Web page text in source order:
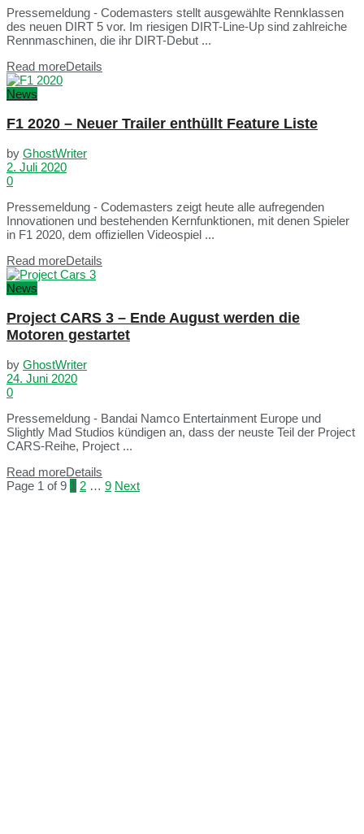
Pressemeldung - Codemasters stellt ausgewählte Rennklassen
des neuen DIRT 5 vor. Im riesigen DIRT-Line-Up sind zahlreiche
Rennmaschinen, die ihr DIRT-Debut ...
Read moreDetails
News
F1 2020 – Neuer Trailer enthüllt Feature Liste
by GhostWriter
2. Juli 2020
0
Pressemeldung - Codemasters zeigt heute alle aufregenden
Innovationen und bestehenden Kernfunktionen, mit denen Spieler
in F1 2020, dem offiziellen Videospiel ...
Read moreDetails
News
Project CARS 3 – Ende August werden die
Motoren gestartet
by GhostWriter
24. Juni 2020
0
Pressemeldung - Bandai Namco Entertainment Europe und
Slightly Mad Studios kündigen an, dass der neuste Teil der Project
CARS-Reihe, Project ...
Read moreDetails
Page 1 of 9 1 2 … 9 Next